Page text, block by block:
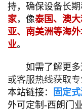
持，确保设备长
家，像泰国、澳
亚、南美洲等海
业。
如需了解更多
或客服热线获取
本站链接：
固定
外可定制-西朗门